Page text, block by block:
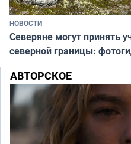
НОВОСТИ
Северяне могут принять
северной границы:
АВТОРСКОЕ